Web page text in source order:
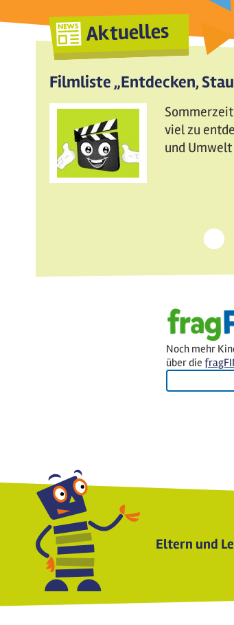
Aktuelles
Filmliste „Entdecken,
viel zu
und
1
Noch mehr
über die
Eltern und